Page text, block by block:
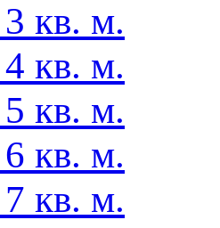
кв. м.
кв. м.
кв. м.
кв. м.
кв. м.